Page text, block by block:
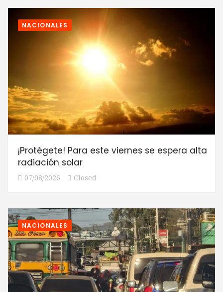
NACIONALES
¡Protégete! Para este viernes se espera alta
radiación solar
07/08/2026 Closed
NACIONALES